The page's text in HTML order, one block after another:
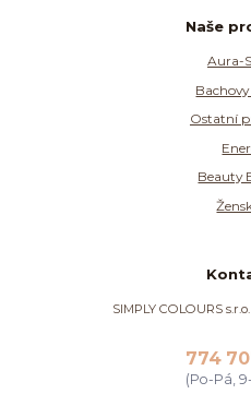
Naše
Aura-
Bachovy
Ostatní
Beauty
SIMPLY COLOURS
774
(Po-Pá,